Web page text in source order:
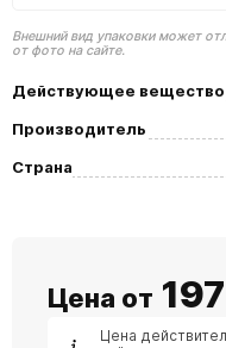
Внешний вид упаковки может
от фото на сайте.
Действующее вещество
Производитель
Страна
Цена от 197
Цена